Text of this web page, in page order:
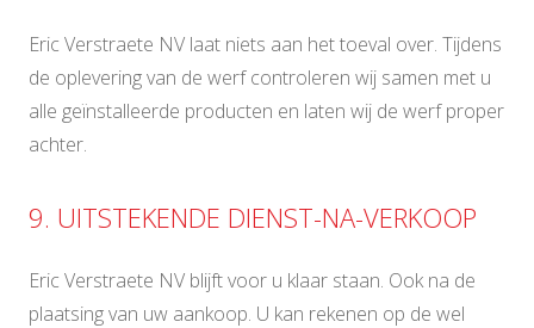
Eric Verstraete NV laat niets aan het toeval over. Tijdens
de oplevering van de werf controleren wij samen met u
alle geïnstalleerde producten en laten wij de werf proper
achter.
9. UITSTEKENDE DIENST-NA-VERKOOP
Eric Verstraete NV blijft voor u klaar staan. Ook na de
plaatsing van uw aankoop. U kan rekenen op de wel